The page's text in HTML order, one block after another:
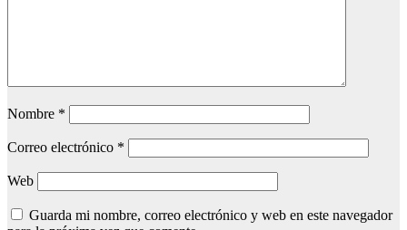
Nombre *
Correo electrónico *
Web
Guarda mi nombre, correo electrónico y web en este navegador